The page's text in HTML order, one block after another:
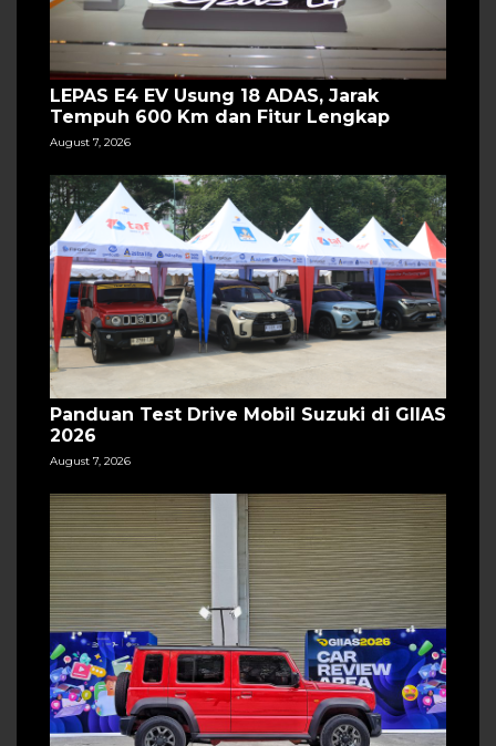
LEPAS E4 EV Usung 18 ADAS, Jarak
Tempuh 600 Km dan Fitur Lengkap
August 7, 2026
Panduan Test Drive Mobil Suzuki di GIIAS
2026
August 7, 2026